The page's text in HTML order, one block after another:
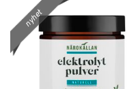
nyhet